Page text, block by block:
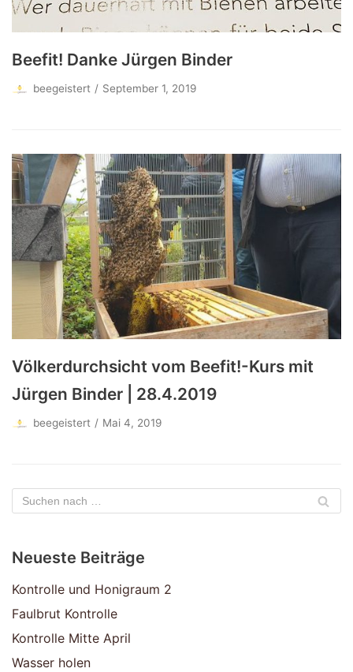
Beefit! Danke Jürgen Binder
beegeistert September 1, 2019
Völkerdurchsicht vom Beefit!-Kurs mit
Jürgen Binder | 28.4.2019
beegeistert Mai 4, 2019
Neueste Beiträge
Kontrolle und Honigraum 2
Faulbrut Kontrolle
Kontrolle Mitte April
Wasser holen